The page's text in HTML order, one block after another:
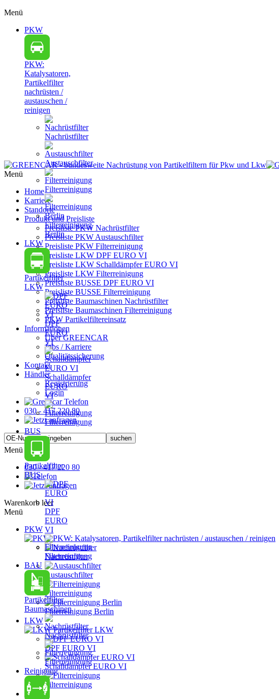
Menü
PKW
PKW:
Katalysatoren,
Partikelfilter
nachrüsten /
austauschen /
reinigen
Nachrüstfilter
Austauschfilter
Filterreinigung
Filterreinigung
Berlin
LKW
Partikelfilter
LKW
DPF
EURO
VI
Schalldämpfer
EURO
VI
Filterreinigung
BUS
Partikelfilter
BUS
DPF
EURO
VI
Filterreinigung
BAU
Partikelfilter
Baumaschinen
Nachrüstfilter
Filterreinigung
Reinigung
Menü
Home
Karriere
Standorte
Produkt und Preisliste
Preisliste PKW Nachrüstfilter
Preisliste PKW Austauschfilter
Preisliste PKW Filterreinigung
Preisliste LKW DPF EURO VI
Preisliste LKW Schalldämpfer EURO VI
Preisliste LKW Filterreinigung
Preisliste BUSSE DPF EURO VI
Preisliste BUSSE Filterreinigung
Preisliste Baumaschinen Nachrüstfilter
Preisliste Baumaschinen Filterreinigung
PKW Partikelfiltereinsatz
Informationen
Über GREENCAR
Jobs / Karriere
Qualitätssicherung
Kontakt
Händler
Registrierung
Login
030 - 417 220 80
Menü
030 - 417 220 80
Warenkorb leer
Menü
PKW
PKW: Katalysatoren, Partikelfilter nachrüsten / austauschen / reinigen
Nachrüstfilter
Austauschfilter
Filterreinigung
Filterreinigung Berlin
LKW
Partikelfilter LKW
DPF EURO VI
Schalldämpfer EURO VI
Filterreinigung
BUS